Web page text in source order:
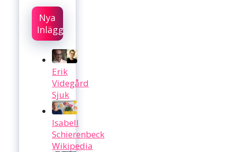
Nya
Inlägg
Erik
Videgård
Sjuk
Isabell
Schierenbeck
Wikipedia